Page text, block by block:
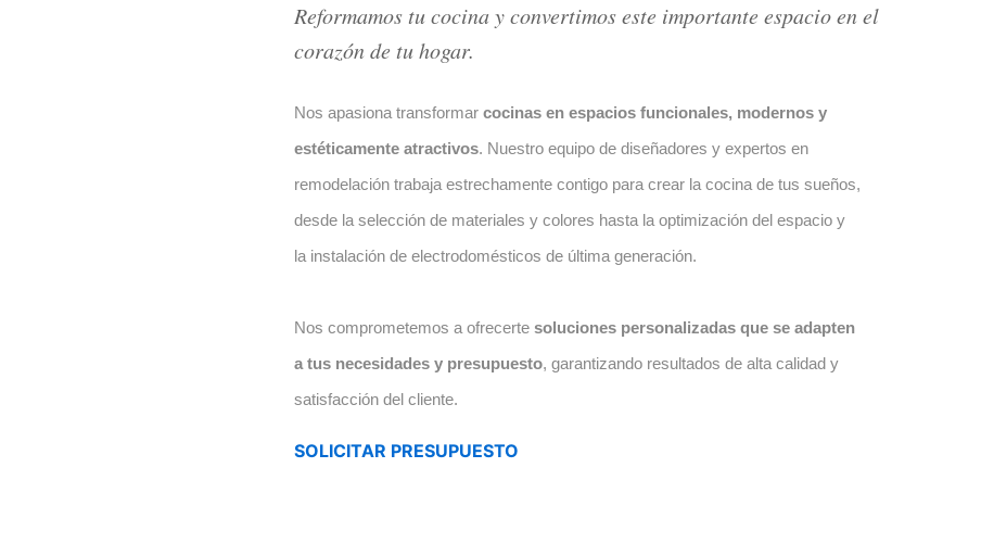
Reformamos tu cocina y convertimos este importante espacio en el
corazón de tu hogar.
Nos apasiona transformar cocinas en espacios funcionales, modernos y
estéticamente atractivos. Nuestro equipo de diseñadores y expertos en
remodelación trabaja estrechamente contigo para crear la cocina de tus sueños,
desde la selección de materiales y colores hasta la optimización del espacio y
la instalación de electrodomésticos de última generación.
Nos comprometemos a ofrecerte soluciones personalizadas que se adapten
a tus necesidades y presupuesto, garantizando resultados de alta calidad y
satisfacción del cliente.
SOLICITAR PRESUPUESTO